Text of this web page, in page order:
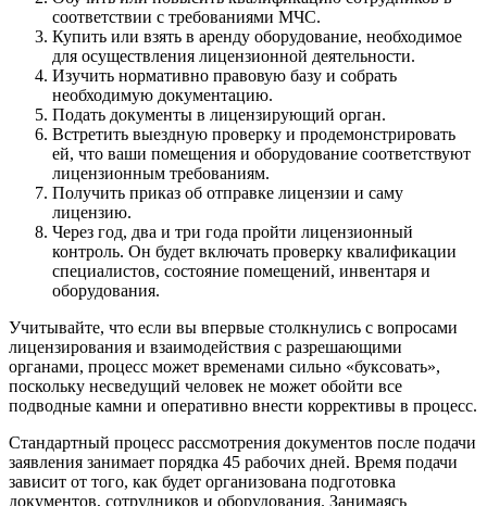
соответствии с требованиями МЧС.
Купить или взять в аренду оборудование, необходимое
для осуществления лицензионной деятельности.
Изучить нормативно правовую базу и собрать
необходимую документацию.
Подать документы в лицензирующий орган.
Встретить выездную проверку и продемонстрировать
ей, что ваши помещения и оборудование соответствуют
лицензионным требованиям.
Получить приказ об отправке лицензии и саму
лицензию.
Через год, два и три года пройти лицензионный
контроль. Он будет включать проверку квалификации
специалистов, состояние помещений, инвентаря и
оборудования.
Учитывайте, что если вы впервые столкнулись с вопросами
лицензирования и взаимодействия с разрешающими
органами, процесс может временами сильно «буксовать»,
поскольку несведущий человек не может обойти все
подводные камни и оперативно внести коррективы в процесс.
Стандартный процесс рассмотрения документов после подачи
заявления занимает порядка 45 рабочих дней. Время подачи
зависит от того, как будет организована подготовка
документов, сотрудников и оборудования. Занимаясь